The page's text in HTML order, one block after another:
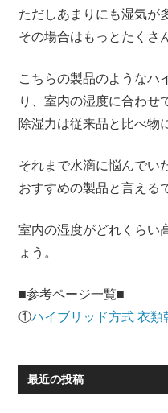
ただしあまりにも湿気が
その場合はもっとたくさ
こちらの製品のようなハ
り、室内の湿度に合わせ
除湿力は従来品と比べ物
それまで水滴に悩んでい
おすすめの製品と言える
室内の湿度がどれくらい
ょう。
■参考ページ一覧■
①ハイブリッド方式 衣類
最近の投稿